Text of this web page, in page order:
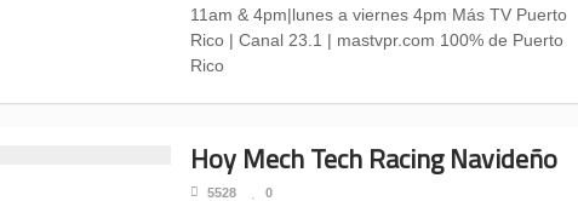
11am & 4pm|lunes a viernes 4pm Más TV Puerto
Rico | Canal 23.1 | mastvpr.com 100% de Puerto
Rico
Hoy Mech Tech Racing Navideño
5528 0